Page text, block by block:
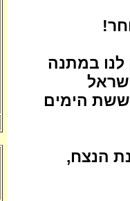
לנו במתנה
הימים
הנצח,